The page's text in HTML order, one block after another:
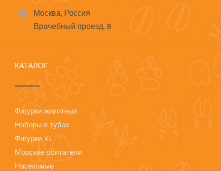
Москва, Россия
Врачебный проезд, 8
КАТАЛОГ
Фигурки животных
Наборы в тубах
Фигурки XL
Морские обитатели
Насекомые